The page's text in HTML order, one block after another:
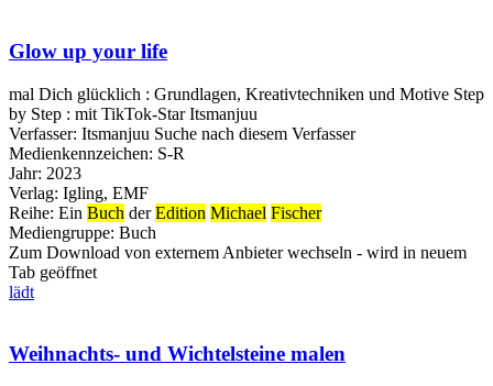
Glow up your life
mal Dich glücklich : Grundlagen, Kreativtechniken und Motive Step
by Step : mit TikTok-Star Itsmanjuu
Verfasser: Itsmanjuu Suche nach diesem Verfasser
Medienkennzeichen: S-R
Jahr: 2023
Verlag: Igling, EMF
Reihe: Ein Buch derEdition Michael Fischer
Mediengruppe: Buch
Zum Download von externem Anbieter wechseln - wird in neuem
Tab geöffnet
lädt
Weihnachts- und Wichtelsteine malen